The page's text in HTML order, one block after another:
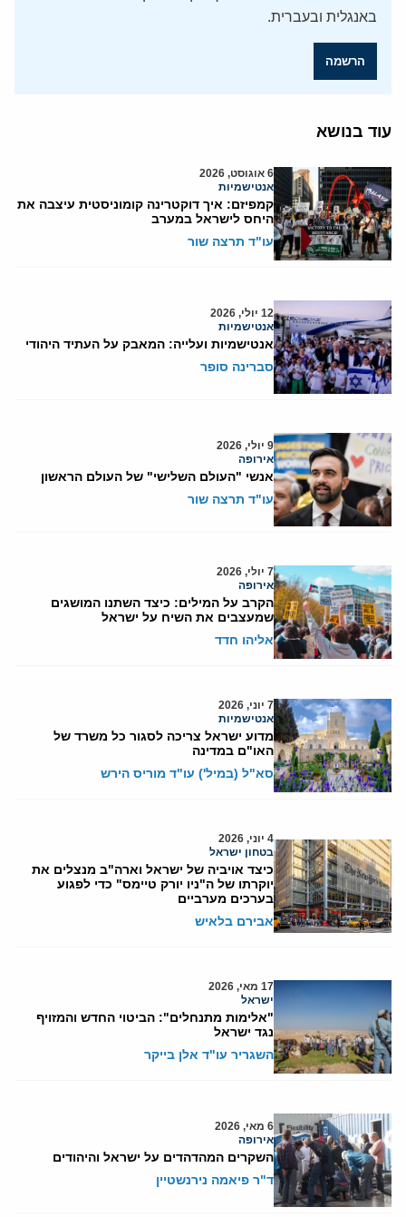
באנגלית ובעברית.
הרשמה
עוד בנושא
6 אוגוסט, 2026
אנטישמיות
קמפיזם: איך דוקטרינה קומוניסטית עיצבה את
היחס לישראל במערב
עו"ד תרצה שור
12 יולי, 2026
אנטישמיות
אנטישמיות ועלייה: המאבק על העתיד היהודי
סברינה סופר
9 יולי, 2026
אירופה
אנשי "העולם השלישי" של העולם הראשון
עו"ד תרצה שור
7 יולי, 2026
אירופה
הקרב על המילים: כיצד השתנו המושגים
שמעצבים את השיח על ישראל
אליהו חדד
7 יוני, 2026
אנטישמיות
מדוע ישראל צריכה לסגור כל משרד של
האו"ם במדינה
סא"ל (במיל') עו"ד מוריס הירש
4 יוני, 2026
בטחון ישראל
כיצד אויביה של ישראל וארה"ב מנצלים את
יוקרתו של ה"ניו יורק טיימס" כדי לפגוע
בערכים מערביים
אבירם בלאיש
17 מאי, 2026
ישראל
"אלימות מתנחלים": הביטוי החדש והמזויף
נגד ישראל
השגריר עו"ד אלן בייקר
6 מאי, 2026
אירופה
השקרים המהדהדים על ישראל והיהודים
ד"ר פיאמה נירנשטיין